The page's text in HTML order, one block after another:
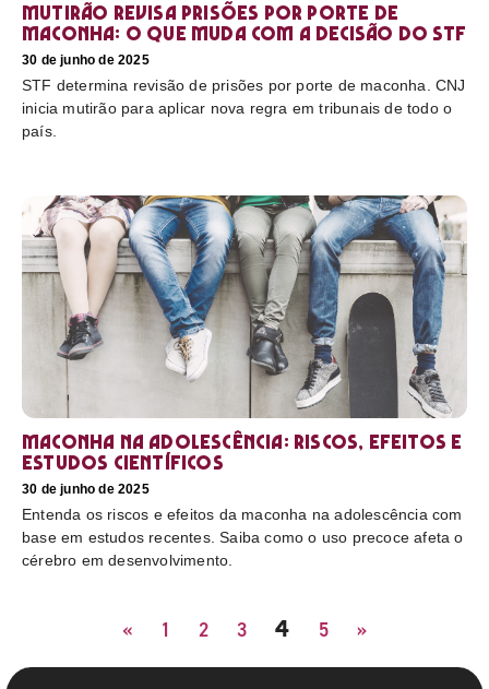
Mutirão revisa prisões por porte de
maconha: o que muda com a decisão do STF
30 de junho de 2025
STF determina revisão de prisões por porte de maconha. CNJ
inicia mutirão para aplicar nova regra em tribunais de todo o
país.
Maconha na adolescência: riscos, efeitos e
estudos científicos
30 de junho de 2025
Entenda os riscos e efeitos da maconha na adolescência com
base em estudos recentes. Saiba como o uso precoce afeta o
cérebro em desenvolvimento.
« 1 2 3 4 5 »